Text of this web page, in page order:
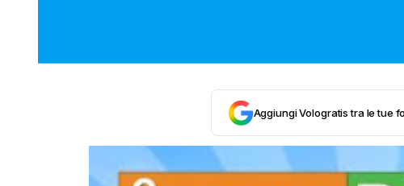
Aggiungi Vologratis tra le tue